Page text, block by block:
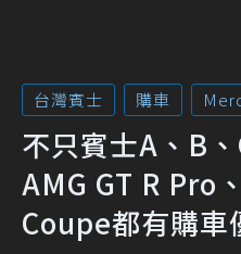
台灣賓士 購車
不只賓士A、B
AMG GT R Pro
Coupe都有購車